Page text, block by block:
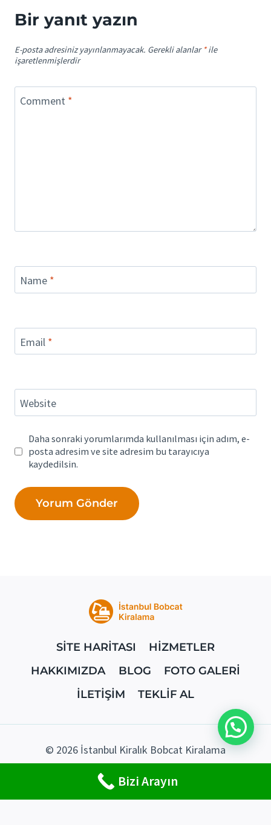
Bir yanıt yazın
E-posta adresiniz yayınlanmayacak. Gerekli alanlar *ile
işaretlenmişlerdir
Comment *
Name *
Email *
Website
Daha sonraki yorumlarımda kullanılması için adım, e-
posta adresim ve site adresim bu tarayıcıya
kaydedilsin.
SİTE HARİTASI
HİZMETLER
HAKKIMIZDA
BLOG
FOTO GALERİ
İLETİŞİM
TEKLİF AL
© 2026 İstanbul Kiralık Bobcat Kiralama
WhatsApp Destek Hattı
Bizi Arayın